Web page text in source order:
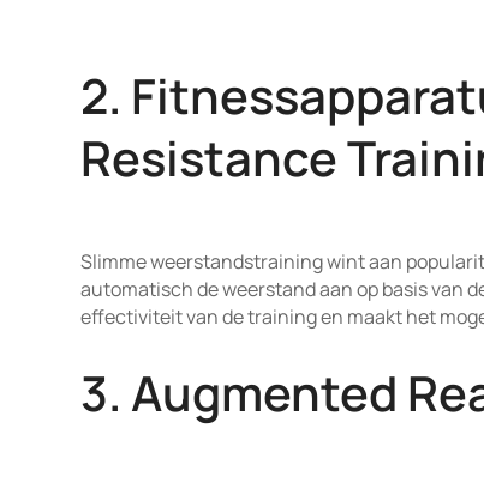
2.
Resistance
Slimme weerstandstraining wint aan
automatisch de weerstand aan op basis van
effectiviteit van de training en maakt het
3. Augmented